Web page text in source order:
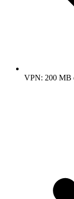
VPN: 200 MB